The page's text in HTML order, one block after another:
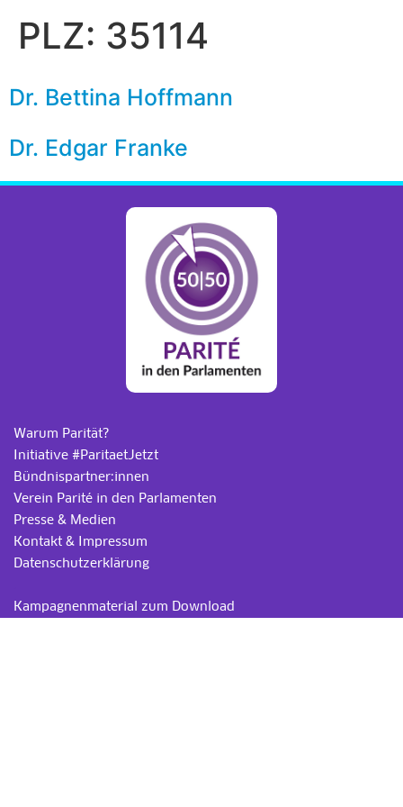
PLZ: 35114
Dr. Bettina Hoffmann
Dr. Edgar Franke
Warum Parität?
Initiative #ParitaetJetzt
Bündnispartner:innen
Verein Parité in den Parlamenten
Presse & Medien
Kontakt & Impressum
Datenschutzerklärung
Kampagnenmaterial zum Download